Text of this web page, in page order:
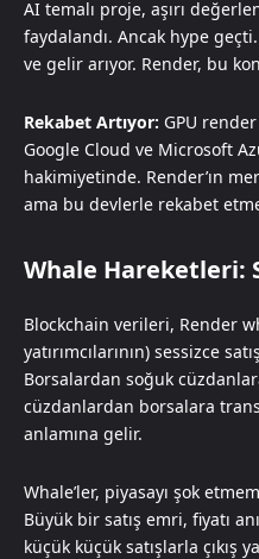
AI temalı proje, aşırı
faydalandı. Ancak hype geçti.
ve gelir arıyor. Render, bu
Rekabet Artıyor: GPU
Google Cloud ve Microsoft
hakimiyetinde. Render’ın
ama bu devlerle rekabet
Whale Hareketleri:
Blockchain verileri, Render
yatırımcılarının) sessizce
Borsalardan soğuk
cüzdanlardan borsalara
anlamına gelir.
Whale’ler, piyasayı şok
Büyük bir satış emri, fiyatı
küçük küçük satışlarla çıkış